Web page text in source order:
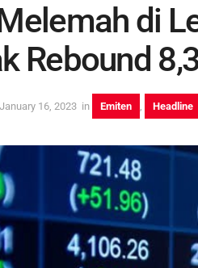
di
Rebound
January 16, 2023 in Emiten Headline